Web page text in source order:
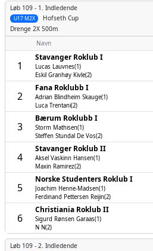
Løb 109 - 1. Indledende
Hofseth Cup
U17 M2X
Drenge 2X 500m
Navn
1
Stavanger Roklub I
Lucas Lauvnes(1)
Eskil Granhøy Kivle(2)
2
Fana Roklubb I
Adrian Blindheim Skauge(1)
Luca Trentani(2)
3
Bærum Roklubb I
Storm Mathisen(1)
Steffen Stundal De Vos(2)
4
Stavanger Roklub II
Aksel Vaskinn Hansen(1)
Maxin Ramirez(2)
5
Norske Studenters Roklub I
Joachim Henne-Madsen(1)
Ferdinand Pettersen Reijin(2)
6
Christiania Roklub II
Sigurd Rønsen Garaas(1)
N N(2)
Løb 109 - 2. Indledende